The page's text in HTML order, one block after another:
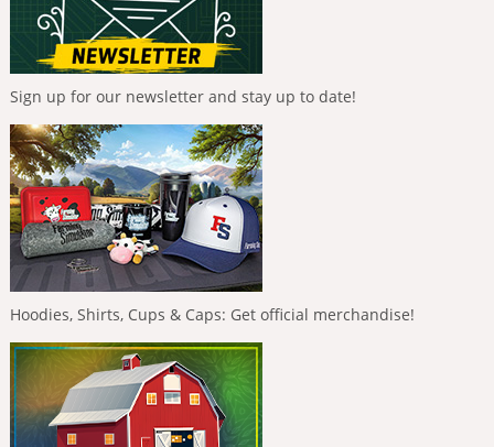
Sign up for our newsletter and stay up to date!
Hoodies, Shirts, Cups & Caps: Get official merchandise!